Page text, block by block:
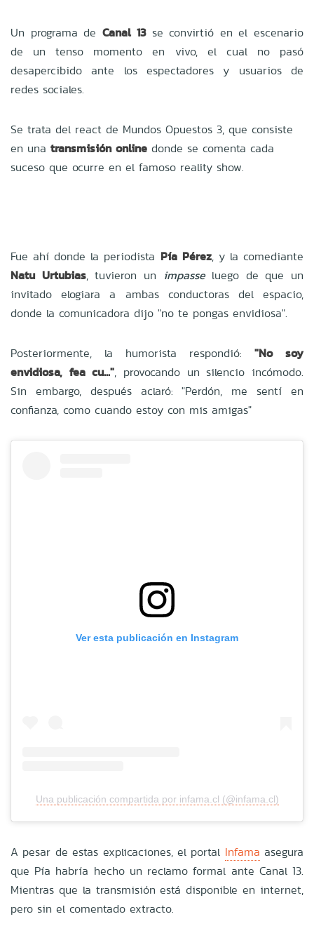
Un programa de Canal 13se convirtió en el escenario
de un tenso momento en vivo, el cual no pasó
desapercibido ante los espectadores y usuarios de
redes sociales.
Se trata del react de Mundos Opuestos 3, que consiste
en una transmisión online donde se comenta cada
suceso que ocurre en el famoso reality show.
Fue ahí donde la periodista Pía Pérez, y la comediante
Natu Urtubias, tuvieron un impasseluego de que un
invitado elogiara a ambas conductoras del espacio,
donde la comunicadora dijo "no te pongas envidiosa".
Posteriormente, la humorista respondió: "No soy
envidiosa, fea cu...", provocando un silencio incómodo.
Sin embargo, después aclaró: "Perdón, me sentí en
confianza, como cuando estoy con mis amigas"
Ver esta publicación en Instagram
Una publicación compartida por infama.cl (@infama.cl)
A pesar de estas explicaciones, el portal Infama asegura
que Pía habría hecho un reclamo formal ante Canal 13.
Mientras que la transmisión está disponible en internet,
pero sin el comentado extracto.